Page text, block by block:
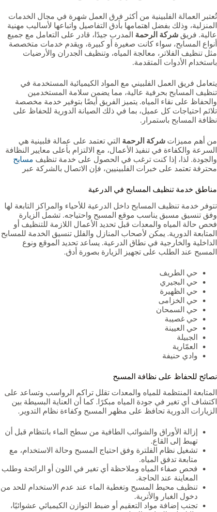
تُعتبر العمالة الفلبينية من أكثر فرق العمل شهرة في مجال الخدمات
المنزلية، وذلك بفضل اهتمامها بأدق التفاصيل واتباعها لأساليب مهنية
عالية. فريق شركة الرحمة المدرب جيدًا، قادر على التعامل مع جميع
أنواع المسابح، سواء كانت صغيرة أو كبيرة، ويقدم خدمات متخصصة
مثل تنظيف الفلاتر، معالجة المياه، وتنظيف الجدران والأرضيات
باستخدام الأدوات المتقدمة.
يتعامل فريق العمل الفلبيني مع المواد الكيميائية المستخدمة في
تنظيف المسابح بحرفية عالية، مما يضمن سلامة المستخدمين
والحفاظ على نقاء المياه. يتميز الفريق أيضًا بتوفير خدمة مخصصة
تلائم احتياجات كل عميل، بما في ذلك الصيانة الدورية للحفاظ على
نظافة المسابح باستمرار.
من أهم مميزات شركة الرحمة التي تعتمد على عمالة فلبينية هي
السرعة والكفاءة في تنفيذ الأعمال، مع الالتزام بأعلى معايير النظافة
والجودة. لذا، إذا كنت ترغب في الحصول على خدمة تنظيف مسابح
محترفة تعتمد على خبرات الفلبينيين، فإن الاتصال بالشركة عبر
مناطق خدمة تنظيف المسابح في الدرعية
تتوفر خدمة تنظيف المسابح داخل الدرعية للأحياء والمراكز التابعة لها
وفق تنسيق مسبق يناسب موقع المسبح واحتياجه. تشمل الزيارة
فحص حالة المياه والمعدات قبل تحديد الأعمال اللازمة للتنظيف أو
المتابعة الدورية. يمكن لأصحاب المنازل والفلل تنسيق الخدمة للمسابح
الداخلية والخارجية في نطاق الدرعية. يساعد تحديد الموقع ونوع
المسبح عند الطلب على تجهيز الزيارة بصورة أدق.
حي الطريف
حي البجيري
حي الظهيرة
حي الخزامى
حي السمحان
حي غصيبة
حي العيينة
الجبيلة
العمّارية
وادي حنيفة
نصائح للحفاظ على نظافة المسبح
المتابعة المنتظمة للمياه والمعدات تقلل تراكم الرواسب وتساعد على
اكتشاف أي تغير في جودة المياه مبكرًا. كما أن العناية البسيطة بين
الزيارات الدورية تحافظ على مظهر المسبح وكفاءة نظام التدوير.
إزالة الأوراق والشوائب الطافية من سطح الماء بانتظام قبل أن
تهبط إلى القاع.
تشغيل نظام الفلترة وفق احتياج المسبح وحالة الاستخدام، مع
متابعة تدفق المياه.
فحص صفاء المياه وملاحظة أي تغير في اللون أو الرائحة وطلب
المعاينة عند الحاجة.
تنظيف محيط المسبح وتغطية الماء عند عدم الاستخدام للحد من
دخول الغبار والأتربة.
تجنب إضافة مواد التعقيم أو ضبط التوازن الكيميائي عشوائيًا،